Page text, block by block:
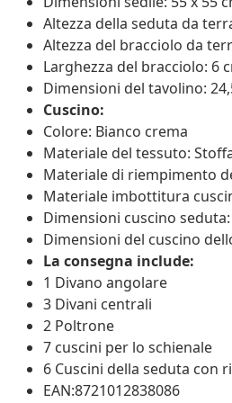
Altezza della seduta da
Altezza del bracciolo da
Larghezza del bracciolo: 6
Dimensioni del tavolino:
Cuscino:
Colore: Bianco crema
Materiale del tessuto:
Materiale di riempimento
Materiale imbottitura
Dimensioni cuscino seduta:
Dimensioni del cuscino
La consegna include:
1 Divano angolare
3 Divani centrali
2 Poltrone
7 cuscini per lo schienale
6 Cuscini della seduta con
EAN:8721012838086